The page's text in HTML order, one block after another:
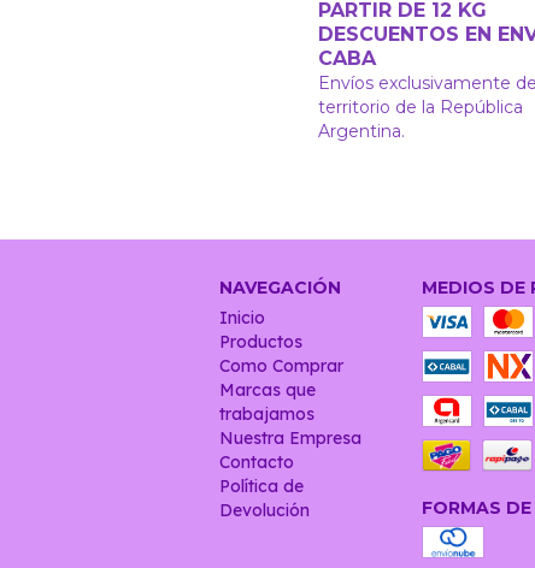
PARTIR DE 12 KG
DESCUENTOS EN
CABA
Envíos exclusivamente
territorio de la República
Argentina.
NAVEGACIÓN
Inicio
Productos
Como Comprar
Marcas que
trabajamos
Nuestra Empresa
Contacto
Política de
Devolución
MEDIOS DE
FORMAS